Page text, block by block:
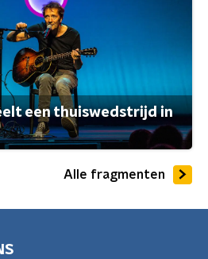
een thuiswedstrijd in
Alle fragmenten